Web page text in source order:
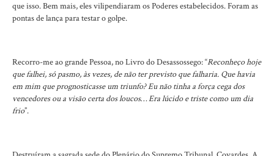
que isso. Bem mais, eles vilipendiaram os Poderes estabelecidos. Foram as
pontas de lança para testar o golpe.
Recorro-me ao grande Pessoa, no Livro do Desassossego: “Reconheço hoje
que falhei, só pasmo, às vezes, de não ter previsto que falharia. Que havia
em mim que prognosticasse um triunfo? Eu não tinha a força cega dos
vencedores ou a visão certa dos loucos… Era lúcido e triste como um dia
frio”.